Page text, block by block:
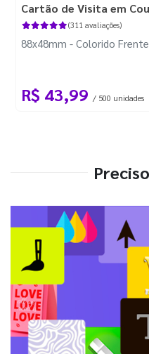
Cartão de Visita em
(311 avaliações)
88x48mm - Colorido
R$ 43,99 / 500 unidades